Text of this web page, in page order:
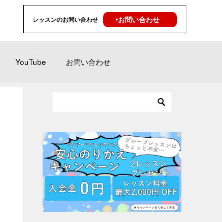
レッスンのお問い合わせ ‣お問い合わせ
YouTube お問い合わせ